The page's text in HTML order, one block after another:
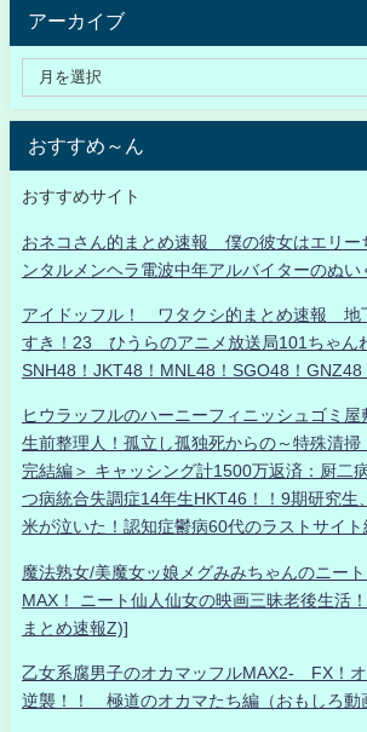
アーカイブ
おすすめ～ん
おすすめサイト
おネコさん的まとめ速報 僕の彼女はエリー
ンタルメンヘラ電波中年アルバイターのぬ
アイドッフル！ ワタクシ的まとめ速報 地
すき！23 ひうらのアニメ放送局101ちゃん
SNH48！JKT48！MNL48！SGO48！GNZ48
ヒウラッフルのハーニーフィニッシュゴミ屋
生前整理人！孤立し孤独死からの～特殊清掃
完結編＞ キャッシング計1500万返済：厨二
つ病統合失調症14年生HKT46！！9期研究生
米が泣いた！認知症鬱病60代のラストサイト
魔法熟女/美魔女ッ娘メグみみちゃんのニー
MAX！ ニート仙人仙女の映画三昧老後生活
まとめ速報Z)]
乙女系腐男子のオカマッフルMAX2- FX！
逆襲！！ 極道のオカマたち編（おもしろ動